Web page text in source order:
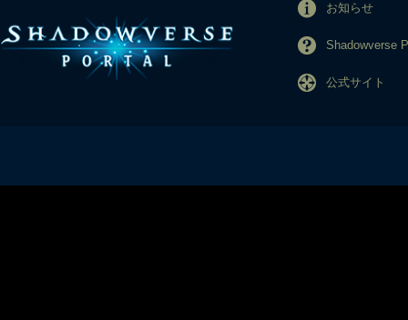
お知らせ
Shadowverse
公式サイト